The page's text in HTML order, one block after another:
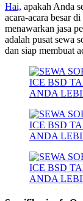
Hai, apakah Anda
acara-acara besar
menawarkan jasa
adalah pusat sewa
dan siap membuat